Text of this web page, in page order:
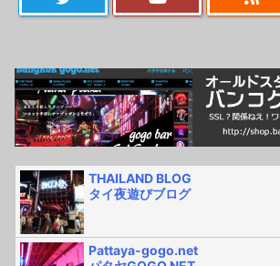
THAILAND BLOG
タイ夜遊びブログ
Pattaya-gogo.net